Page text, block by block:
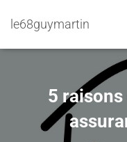
le68guymartin
5